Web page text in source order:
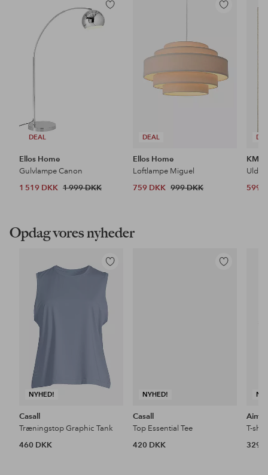
DEAL
Tilføj
til
Ellos Home
Gulvlampe Canon
1 519 DKK 1 999 DKK
DEAL
Tilføj
Ellos Home
Loftlampe Miguel
759 DKK 999 DKK
KM
599
Opdag vores nyheder
NYHED!
Tilføj
til
favoritter
Casall
Træningstop Graphic Tank
460 DKK
NYHED!
Tilføj
Casall
Top Essential Tee
420 DKK
Aim'n
329